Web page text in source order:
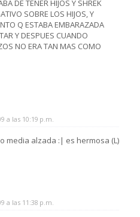
DE TENER HIJOS Y SHREK
SOBRE LOS HIJOS, Y
Q ESTABA EMBARAZADA
Y DESPUES CUANDO
NO ERA TAN MAS COMO
a las 10:19 p.m.
media alzada :| es hermosa (L)
a las 11:38 p.m.